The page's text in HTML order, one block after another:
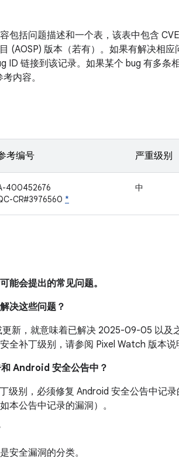
包括问题描述和一个表，该表中包含
(AOSP) 版本（若有）。如果有解决相
ID 链接到该记录。如果某个 bug 有多条
内容。
考编号 严重级别
400452676
CR#3976560 *
中
能会提出的常见问题。
决这些问题？
新，就意味着已解决 2025-09-05 以及
全补丁级别，请参阅 Pixel Watch 版本
Android 安全公告中？
级别，必须修复 Android 安全公告中记
本公告中记录的漏洞）。
安全漏洞的分类。